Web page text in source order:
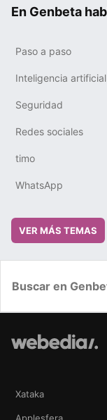
En Genbeta
Paso a paso
Inteligencia artificial
Seguridad
Redes sociales
timo
WhatsApp
VER MÁS TEMAS
Xataka